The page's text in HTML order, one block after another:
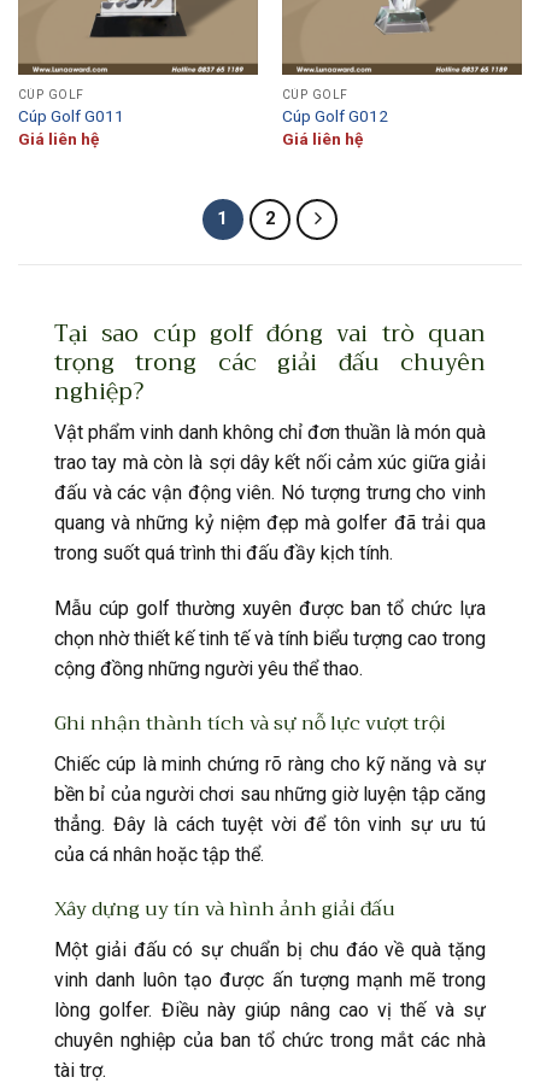
CÚP GOLF
Cúp Golf G011
Giá liên hệ
CÚP GOLF
Cúp Golf G012
Giá liên hệ
1 2
Tại sao cúp golf đóng vai trò quan
trọng trong các giải đấu chuyên
nghiệp?
Vật phẩm vinh danh không chỉ đơn thuần là món quà
trao tay mà còn là sợi dây kết nối cảm xúc giữa giải
đấu và các vận động viên. Nó tượng trưng cho vinh
quang và những kỷ niệm đẹp mà golfer đã trải qua
trong suốt quá trình thi đấu đầy kịch tính.
Mẫu cúp golf thường xuyên được ban tổ chức lựa
chọn nhờ thiết kế tinh tế và tính biểu tượng cao trong
cộng đồng những người yêu thể thao.
Ghi nhận thành tích và sự nỗ lực vượt trội
Chiếc cúp là minh chứng rõ ràng cho kỹ năng và sự
bền bỉ của người chơi sau những giờ luyện tập căng
thẳng. Đây là cách tuyệt vời để tôn vinh sự ưu tú
của cá nhân hoặc tập thể.
Xây dựng uy tín và hình ảnh giải đấu
Một giải đấu có sự chuẩn bị chu đáo về quà tặng
vinh danh luôn tạo được ấn tượng mạnh mẽ trong
lòng golfer. Điều này giúp nâng cao vị thế và sự
chuyên nghiệp của ban tổ chức trong mắt các nhà
tài trợ.